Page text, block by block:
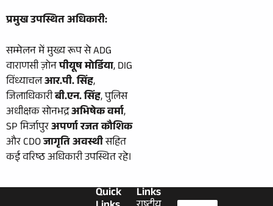
प्रमुख उपस्थित अधिकारी:
सम्मेलन में मुख्य रूप से ADG
वाराणसी ज़ोनपीयूष मोर्डिया, DIG
विंध्याचलआर.पी. सिंह,
जिलाधिकारीबी.एन. सिंह, पुलिस
अधीक्षक सोनभद्रअभिषेक वर्मा,
SP मिर्जापुरअपर्णा रजत कौशिक
और CDOजागृति अवस्थीसहित
कई वरिष्ठ अधिकारी उपस्थित रहे।
Links
Quick